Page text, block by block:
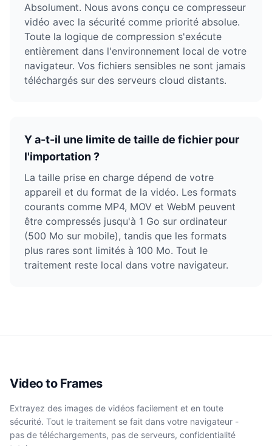
Absolument. Nous avons conçu ce compresseur
vidéo avec la sécurité comme priorité absolue.
Toute la logique de compression s'exécute
entièrement dans l'environnement local de votre
navigateur. Vos fichiers sensibles ne sont jamais
téléchargés sur des serveurs cloud distants.
Y a-t-il une limite de taille de fichier pour
l'importation ?
La taille prise en charge dépend de votre
appareil et du format de la vidéo. Les formats
courants comme MP4, MOV et WebM peuvent
être compressés jusqu'à 1 Go sur ordinateur
(500 Mo sur mobile), tandis que les formats
plus rares sont limités à 100 Mo. Tout le
traitement reste local dans votre navigateur.
Video to Frames
Extrayez des images de vidéos facilement et en toute
sécurité. Tout le traitement se fait dans votre navigateur -
pas de téléchargements, pas de serveurs, confidentialité